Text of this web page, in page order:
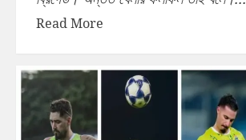
Read More